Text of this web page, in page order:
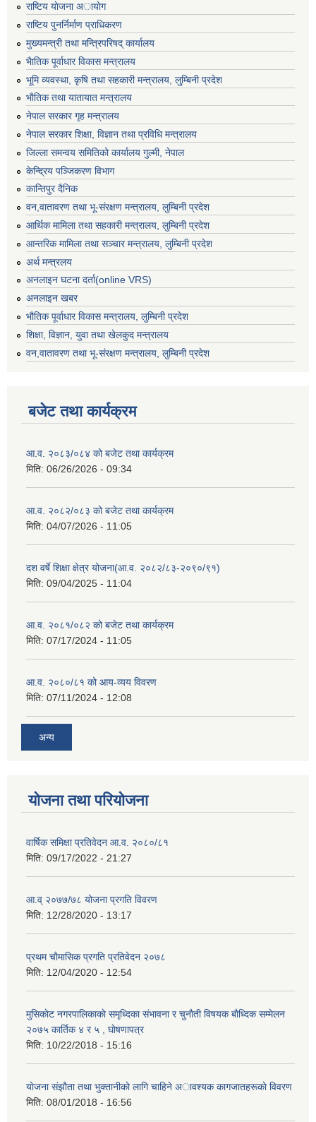
राष्टिय याेजना अायाेग
राष्टिय पुनर्निर्माण प्राधिकरण
मुख्यमन्त्री तथा मन्त्रिपरिषद् कार्यालय
भैातिक पूर्वाधार विकास मन्त्रालय
भूमि व्यवस्था, कृषि तथा सहकारी मन्त्रालय, लु्म्बिनी प्रदेश
भाैतिक तथा यातायात मन्त्रालय
नेपाल सरकार गृह मन्त्रालय
नेपाल सरकार शिक्षा, विज्ञान तथा प्रविधि मन्त्रालय
जिल्ला समन्वय समितिको कार्यालय गुल्मी, नेपाल
केन्द्रिय पञ्जिकरण विभाग
कान्तिपुर दैनिक
वन,वातावरण तथा भू-संरक्षण मन्त्रालय, लुम्बिनी प्रदेश
आर्थिक मामिला तथा सहकारी मन्त्रालय, लुम्बिनी प्रदेश
आन्तरिक मामिला तथा सञ्चार मन्त्रालय, लुम्बिनी प्रदेश
अर्थ मन्त्रलय
अनलाइन घटना दर्ता(online VRS)
अनलाइन खबर
भौतिक पूर्वाधार विकास मन्त्रालय, लुम्बिनी प्रदेश
शिक्षा, विज्ञान, युवा तथा खेलकुद मन्‍‍त्रालय
वन,वातावरण तथा भू-संरक्षण मन्त्रालय, लुम्बिनी प्रदेश
बजेट तथा कार्यक्रम
आ.व. २०८३/०८४ को बजेट तथा कार्यक्रम
मिति: 06/26/2026 - 09:34
आ.व. २०८२/०८३ को बजेट तथा कार्यक्रम
मिति: 04/07/2026 - 11:05
दश वर्षे शिक्षा क्षेत्र योजना(आ.व. २०८२/८३-२०९०/९१)
मिति: 09/04/2025 - 11:04
आ.व. २०८१/०८२ को बजेट तथा कार्यक्रम
मिति: 07/17/2024 - 11:05
आ.व. २०८०/८१ को आय-व्यय विवरण
मिति: 07/11/2024 - 12:08
अन्य
योजना तथा परियोजना
वार्षिक समिक्षा प्रतिवेदन आ.व. २०८०/८१
मिति: 09/17/2022 - 21:27
आ.व् २०७७/७८ योजना प्रगति विवरण
मिति: 12/28/2020 - 13:17
प्रथम चाैमासिक प्रगति प्रतिवेदन २०७८
मिति: 12/04/2020 - 12:54
मुसिकाेट नगरपालिकाकाे समृध्दिका संभावना र चुनाैती विषयक बाैध्दिक सम्मेलन
२०७५ कार्तिक ४ र ५ , घाेषणापत्र
मिति: 10/22/2018 - 15:16
याेजना संझाैता तथा भुक्तानीकाे लागि चाहिने अावश्यक कागजातहरूकाे विवरण
मिति: 08/01/2018 - 16:56